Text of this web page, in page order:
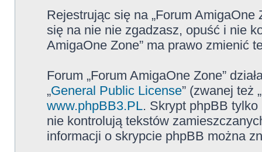
Rejestrując się na „Forum
się na nie nie zgadzasz, opuść i nie
AmigaOne Zone” ma prawo zmienić
Forum „Forum AmigaOne Zone”
„General Public License” (zwanej też
www.phpBB3.PL. Skrypt phpBB tylko
nie kontrolują tekstów
informacji o skrypcie phpBB można